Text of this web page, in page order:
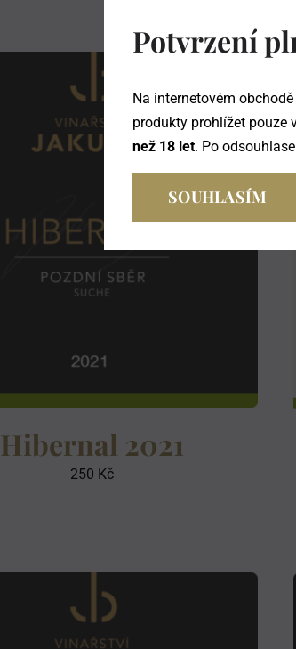
Hibernal 2021
250 Kč
Potvrzení
Na internetovém
produkty prohlížet pouze
než 18 let. Po
SOUHLASÍM